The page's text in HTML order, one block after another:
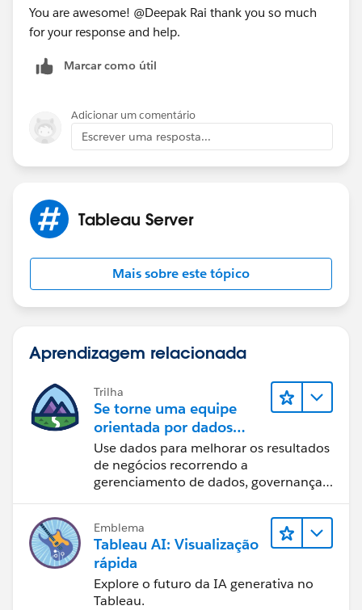
You are awesome! @Deepak Rai​ thank you so much
for your response and help.
Marcar como útil
Adicionar um comentário
Escrever uma resposta...
Tableau Server
Mais sobre este tópico
Aprendizagem relacionada
Trilha
Se torne uma equipe
orientada por dados
usando o Tableau
Use dados para melhorar os resultados
de negócios recorrendo a
gerenciamento de dados, governança
de dados, narrativa baseada em dados
e colaboração.
Emblema
Tableau AI: Visualização
rápida
Explore o futuro da IA generativa no
Tableau.